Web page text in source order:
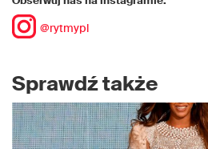
@rytmypl
Sprawdź także